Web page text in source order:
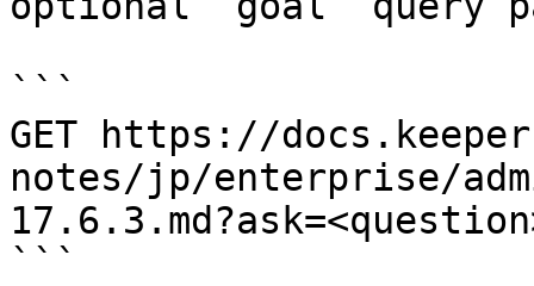
```
GET https://
notes/jp/enterprise/
```